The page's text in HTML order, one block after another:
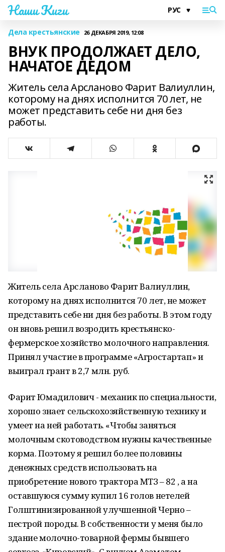
Наши Киги
Дела крестьянские 26 ДЕКАБРЯ 2019, 12:08
ВНУК ПРОДОЛЖАЕТ ДЕЛО,
НАЧАТОЕ ДЕДОМ
Житель села Арсланово Фарит Валиуллин,
которому на днях исполнится 70 лет, не
может представить себе ни дня без
работы.
Житель села Арсланово Фарит Валиуллин,
которому на днях исполнится 70 лет, не может
представить себе ни дня без работы. В этом году
он вновь решил возродить крестьянско-
фермерское хозяйство молочного направления.
Принял участие в программе «Агростартап» и
выиграл грант в 2,7 млн. руб.
Фарит Юмадилович - механик по специальности,
хорошо знает сельскохозяйственную технику и
умеет на ней работать. «Чтобы заняться
молочным скотоводством нужны качественные
корма. Поэтому я решил более половины
денежных средств использовать на
приобретение нового трактора МТЗ – 82 , а на
оставшуюся сумму купил 16 голов нетелей
Голштинизированной улучшенной Черно –
пестрой породы. В собственности у меня было
здание молочно-товарной фермы бывшего